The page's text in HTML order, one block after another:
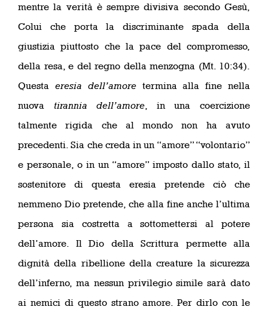
mentre la verità è sempre divisiva secondo Gesù,
Colui che porta la discriminante spada della
giustizia piuttosto che la pace del compromesso,
della resa, e del regno della menzogna (Mt. 10:34).
Questa eresia dell’amore termina alla fine nella
nuova tirannia dell’amore, in una coercizione
talmente rigida che al mondo non ha avuto
precedenti. Sia che creda in un “amore” “volontario”
e personale, o in un “amore” imposto dallo stato, il
sostenitore di questa eresia pretende ciò che
nemmeno Dio pretende, che alla fine anche l’ultima
persona sia costretta a sottomettersi al potere
dell’amore. Il Dio della Scrittura permette alla
dignità della ribellione della creature la sicurezza
dell’inferno, ma nessun privilegio simile sarà dato
ai nemici di questo strano amore. Per dirlo con le